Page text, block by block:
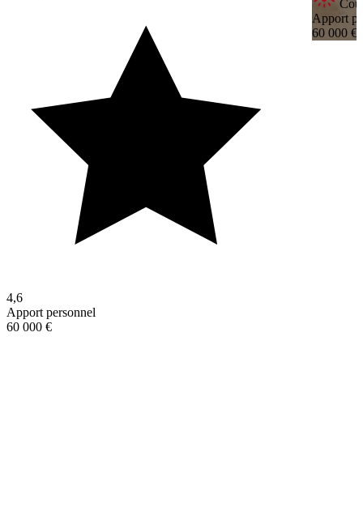
4,6
Apport personnel
60 000 €
Apport
60 000 €